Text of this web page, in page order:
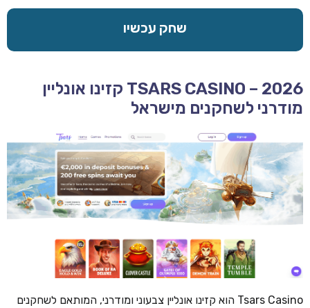
שחק עכשיו
TSARS CASINO – 2026 קזינו אונליין
מודרני לשחקנים מישראל
Tsars Casino הוא קזינו אונליין צבעוני ומודרני, המותאם לשחקנים